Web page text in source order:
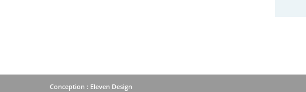
Conception : Eleven Design